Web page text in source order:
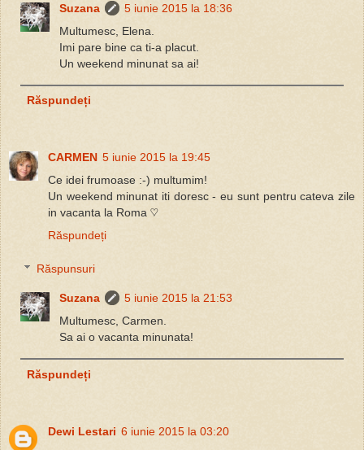
Suzana
5 iunie 2015 la 18:36
Multumesc, Elena.
Imi pare bine ca ti-a placut.
Un weekend minunat sa ai!
Răspundeți
CARMEN 5 iunie 2015 la 19:45
Ce idei frumoase :-) multumim!
Un weekend minunat iti doresc - eu sunt pentru cateva zile
in vacanta la Roma ♡
Răspundeți
Răspunsuri
Suzana
5 iunie 2015 la 21:53
Multumesc, Carmen.
Sa ai o vacanta minunata!
Răspundeți
Dewi Lestari 6 iunie 2015 la 03:20